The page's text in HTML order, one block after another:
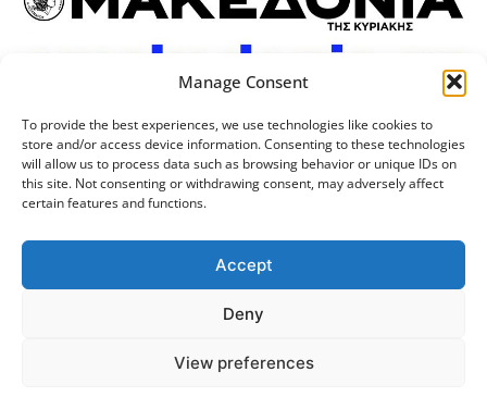
Manage Consent
To provide the best experiences, we use technologies like cookies to
store and/or access device information. Consenting to these technologies
will allow us to process data such as browsing behavior or unique IDs on
this site. Not consenting or withdrawing consent, may adversely affect
certain features and functions.
Accept
Deny
View preferences
Προσωπικά Δεδομένα
Λογότυπος
Πανεπιστήμιο Θεσσαλονίκης
Διακυβέρνησης ΑΠΘ